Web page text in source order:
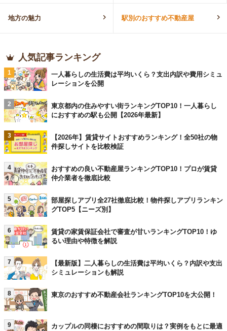
地方の魅力 駅別のおすすめ不動産屋
人気記事ランキング
1
一人暮らしの生活費は平均いくら？支出内訳や費用シミュ
レーションを公開
2
東京都内の住みやすい街ランキングTOP10！一人暮らし
におすすめの駅も公開【2026年最新】
3
【2026年】賃貸サイトおすすめランキング！全50社の物
件探しサイトを比較検証
4
おすすめの良い不動産屋ランキングTOP10！プロが賃貸
仲介業者を徹底比較
5
部屋探しアプリ全27社徹底比較！物件探しアプリランキン
グTOP5【ニーズ別】
6
賃貸の家賃保証会社で審査が甘いランキングTOP10！ゆ
るい理由や特徴を解説
7
【最新版】二人暮らしの生活費は平均いくら？内訳や支出
シミュレーションも解説
8 東京のおすすめ不動産会社ランキングTOP10を大公開！
9
カップルの同棲におすすめの間取りは？実例をもとに最適